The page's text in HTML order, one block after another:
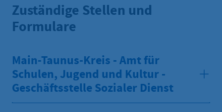
Zuständige Stellen und
Formulare
Main-Taunus-Kreis - Amt für
Schulen, Jugend und Kultur -
Geschäftsstelle Sozialer Dienst